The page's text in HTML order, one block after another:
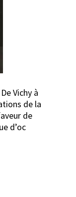
Vichy à
de la
de
d’oc